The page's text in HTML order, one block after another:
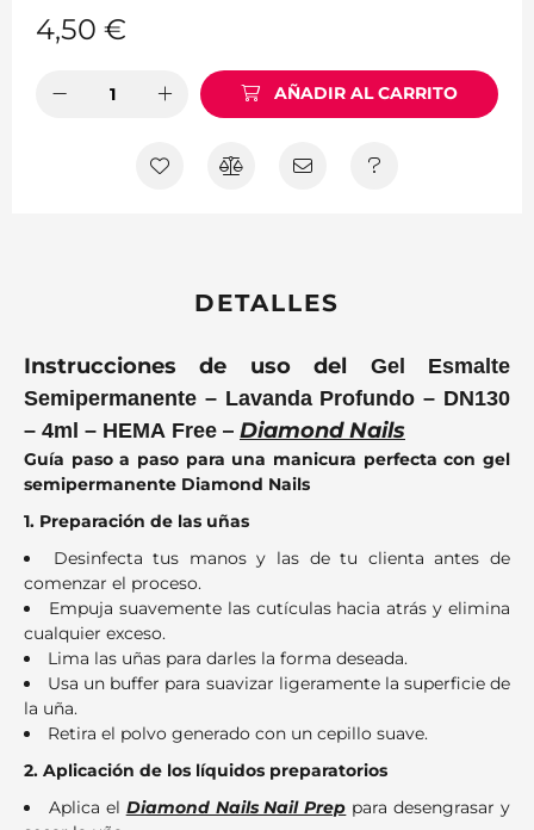
4,50 €
AÑADIR AL CARRITO
DETALLES
Instrucciones de uso del Gel Esmalte
Semipermanente – Lavanda Profundo – DN130
– 4ml – HEMA Free – Diamond Nails
Guía paso a paso para una manicura perfecta con gel
semipermanente Diamond Nails
1. Preparación de las uñas
Desinfecta tus manos y las de tu clienta antes de
comenzar el proceso.
Empuja suavemente las cutículas hacia atrás y elimina
cualquier exceso.
Lima las uñas para darles la forma deseada.
Usa un buffer para suavizar ligeramente la superficie de
la uña.
Retira el polvo generado con un cepillo suave.
2. Aplicación de los líquidos preparatorios
Aplica el Diamond Nails Nail Prep para desengrasar y